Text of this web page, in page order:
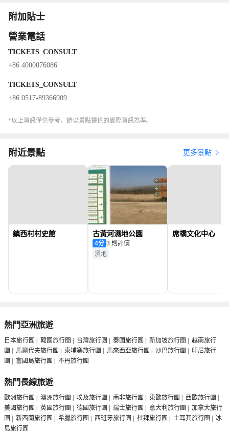
附加貼士
營業電話
TICKETS_CONSULT
+86 4000076086
TICKETS_CONSULT
+86 0517-89366909
*以上資訊僅供參考，請以景點提供的實際資訊為準。
附近景點 更多景點
鎮西村村史館 古黃河濕地公園
4分
3 則評價
濕地
席橋文化中心
熱門亞洲旅遊
日本旅行團 | 韓國旅行團 | 台灣旅行團 | 泰國旅行團 | 新加坡旅行團 | 越南旅行
團 | 馬爾代夫旅行團 | 柬埔寨旅行團 | 馬來西亞旅行團 | 沙巴旅行團 | 印尼旅行
團 | 富國島旅行團 | 不丹旅行團
熱門長線旅遊
歐洲旅行團 | 澳洲旅行團 | 埃及旅行團 | 南非旅行團 | 東歐旅行團 | 西歐旅行團 |
美國旅行團 | 英國旅行團 | 德國旅行團 | 瑞士旅行團 | 意大利旅行團 | 加拿大旅行
團 | 新西蘭旅行團 | 希臘旅行團 | 西班牙旅行團 | 杜拜旅行團 | 土耳其旅行團 | 冰
島旅行團